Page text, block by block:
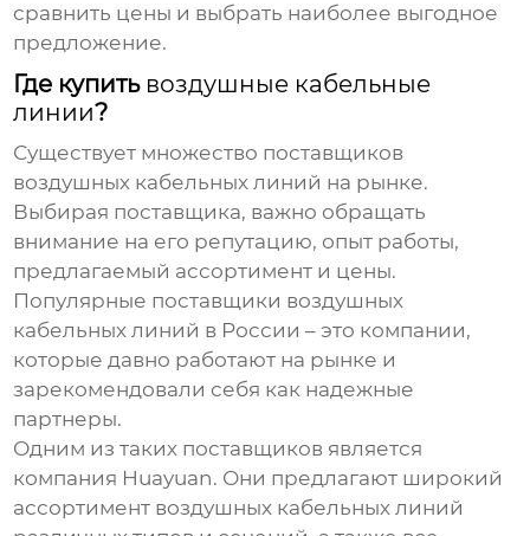
сравнить цены и выбрать наиболее выгодное
предложение.
Где купить воздушные кабельные
линии?
Существует множество поставщиков
воздушных кабельных линий на рынке.
Выбирая поставщика, важно обращать
внимание на его репутацию, опыт работы,
предлагаемый ассортимент и цены.
Популярные поставщики воздушных
кабельных линий в России – это компании,
которые давно работают на рынке и
зарекомендовали себя как надежные
партнеры.
Одним из таких поставщиков является
компания Huayuan. Они предлагают широкий
ассортимент воздушных кабельных линий